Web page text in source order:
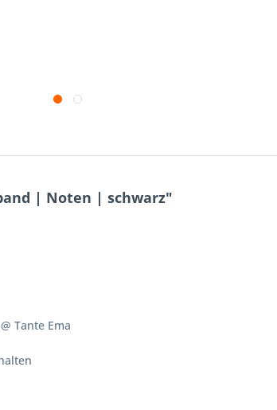
| Noten | schwarz"
Tante Ema